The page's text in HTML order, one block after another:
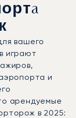
вашего
играют
и
арендуемые
в 2025: